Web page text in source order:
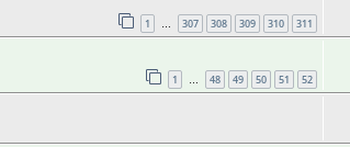
1 … 307 308 309 310 311
1 … 48 49 50 51 52